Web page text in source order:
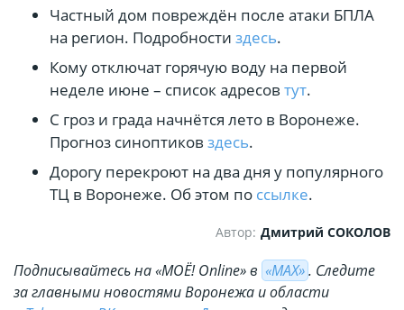
Частный дом повреждён после атаки БПЛА
на регион. Подробности здесь.
Кому отключат горячую воду на первой
неделе июне – список адресов тут.
С гроз и града начнётся лето в Воронеже.
Прогноз синоптиков здесь.
Дорогу перекроют на два дня у популярного
ТЦ в Воронеже. Об этом по ссылке.
Автор: Дмитрий СОКОЛОВ
Подписывайтесь на «МОЁ! Online» в «МАХ». Cледите
за главными новостями Воронежа и области